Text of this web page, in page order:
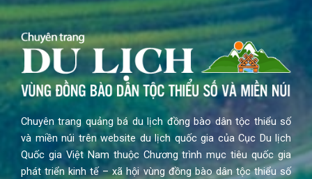
Chuyên trang quảng bá du lịch đồng bào dân tộc thiểu số
và miền núi trên website du lịch quốc gia của Cục Du lịch
Quốc gia Việt Nam thuộc Chương trình mục tiêu quốc gia
phát triển kinh tế – xã hội vùng đồng bào dân tộc thiểu số